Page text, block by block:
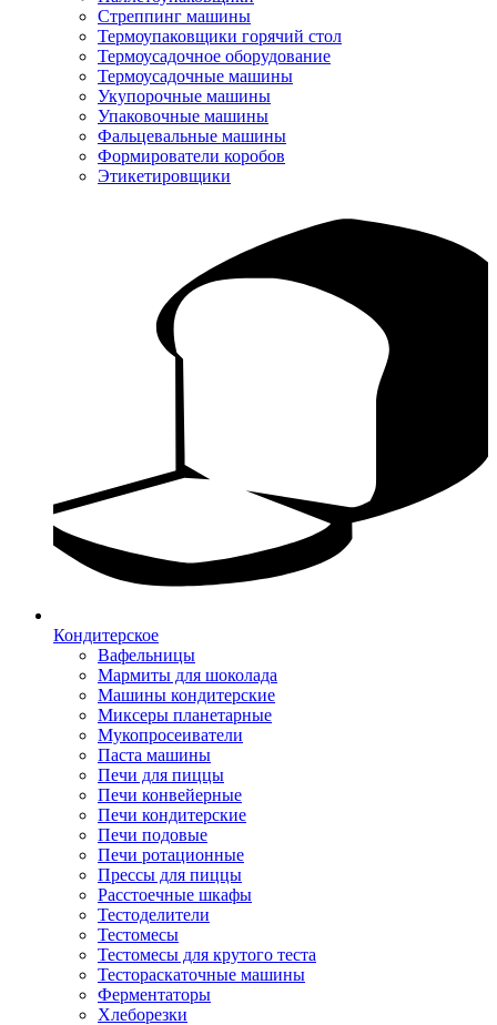
Стреппинг машины
Термоупаковщики горячий стол
Термоусадочное оборудование
Термоусадочные машины
Укупорочные машины
Упаковочные машины
Фальцевальные машины
Формирователи коробов
Этикетировщики
Кондитерское
Вафельницы
Мармиты для шоколада
Машины кондитерские
Миксеры планетарные
Мукопросеиватели
Паста машины
Печи для пиццы
Печи конвейерные
Печи кондитерские
Печи подовые
Печи ротационные
Прессы для пиццы
Расстоечные шкафы
Тестоделители
Тестомесы
Тестомесы для крутого теста
Тестораскаточные машины
Ферментаторы
Хлеборезки